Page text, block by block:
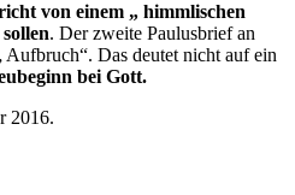
von einem „ himmlischen
. Der zweite Paulusbrief an
Das deutet nicht auf ein
bei Gott.
2016.